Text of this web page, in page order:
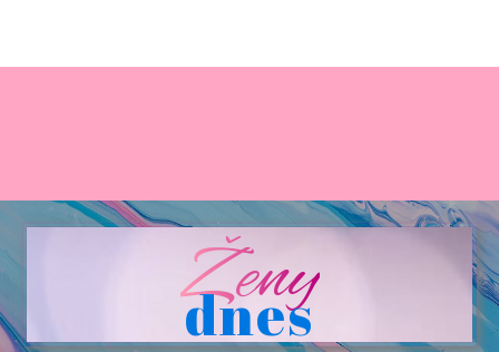
Ženy
dnes